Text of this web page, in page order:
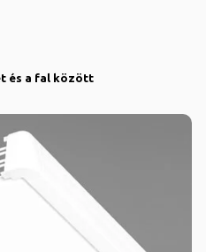
és a fal között